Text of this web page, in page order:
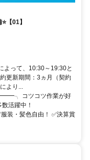
【01】
って、10:30～19:30と
更新期間：3ヵ月（契約
より...
コツコツ作業が好
活躍中！
色自由！ ✅決算賞